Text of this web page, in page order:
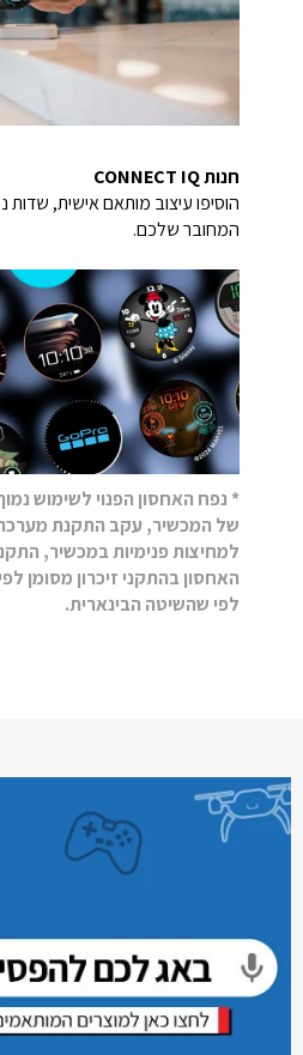
חנותCONNECT IQ
הוסיפו עיצוב מותאם אישית, שדות
המחובר שלכם.
* נפח האחסון הפנוי לשימוש
של המכשיר, עקב התקנת
למחיצות פנימיות במכשיר,
האחסון בהתקני זיכרון מסומן
לפי שהשיטה הבינארית.